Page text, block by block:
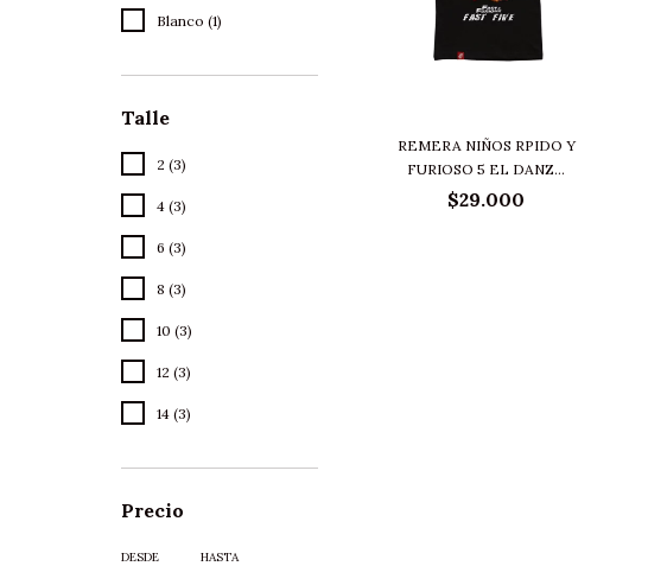
Blanco (1)
Talle
2 (3)
4 (3)
6 (3)
8 (3)
10 (3)
12 (3)
14 (3)
Precio
DESDE HASTA
REMERA NIÑOS RPIDO Y
FURIOSO 5 EL DANZ...
$29.000